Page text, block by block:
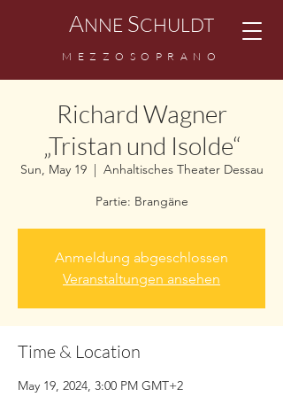
ANNE SCHULDT
MEZZOSOPRANO
Richard Wagner
„Tristan und Isolde“
Sun, May 19
  |
Anhaltisches Theater Dessau
Partie: Brangäne
Anmeldung abgeschlossen
Veranstaltungen ansehen
Time & Location
May 19, 2024, 3:00 PM GMT+2